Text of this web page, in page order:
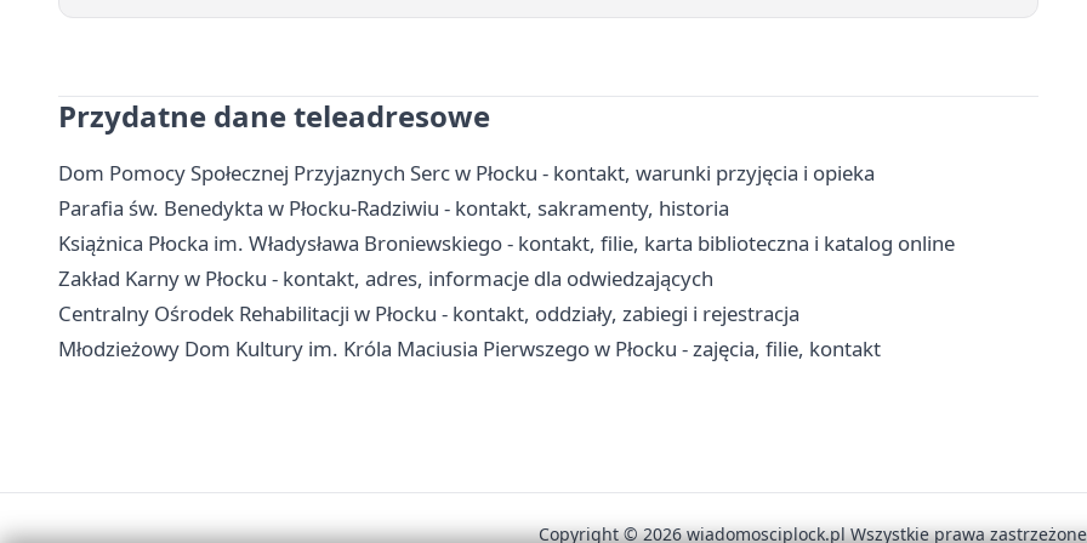
Przydatne dane teleadresowe
Dom Pomocy Społecznej Przyjaznych Serc w Płocku - kontakt, warunki przyjęcia i opieka
Parafia św. Benedykta w Płocku-Radziwiu - kontakt, sakramenty, historia
Książnica Płocka im. Władysława Broniewskiego - kontakt, filie, karta biblioteczna i katalog online
Zakład Karny w Płocku - kontakt, adres, informacje dla odwiedzających
Centralny Ośrodek Rehabilitacji w Płocku - kontakt, oddziały, zabiegi i rejestracja
Młodzieżowy Dom Kultury im. Króla Maciusia Pierwszego w Płocku - zajęcia, filie, kontakt
Copyright © 2026 wiadomosciplock.pl Wszystkie prawa